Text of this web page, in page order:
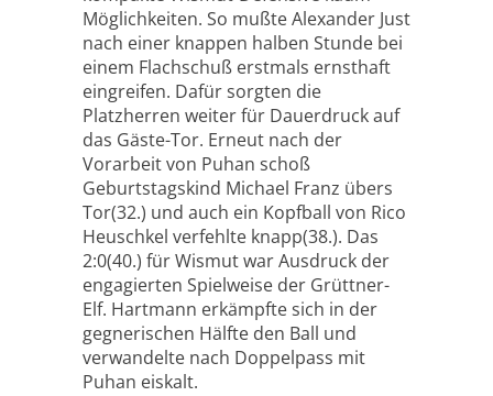
Möglichkeiten. So mußte Alexander Just
nach einer knappen halben Stunde bei
einem Flachschuß erstmals ernsthaft
eingreifen. Dafür sorgten die
Platzherren weiter für Dauerdruck auf
das Gäste-Tor. Erneut nach der
Vorarbeit von Puhan schoß
Geburtstagskind Michael Franz übers
Tor(32.) und auch ein Kopfball von Rico
Heuschkel verfehlte knapp(38.). Das
2:0(40.) für Wismut war Ausdruck der
engagierten Spielweise der Grüttner-
Elf. Hartmann erkämpfte sich in der
gegnerischen Hälfte den Ball und
verwandelte nach Doppelpass mit
Puhan eiskalt.